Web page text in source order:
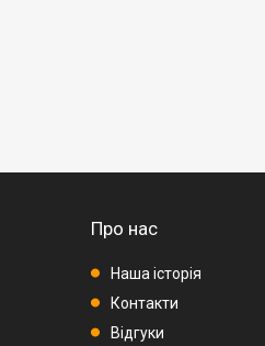
Про нас
Наша історія
Контакти
Відгуки